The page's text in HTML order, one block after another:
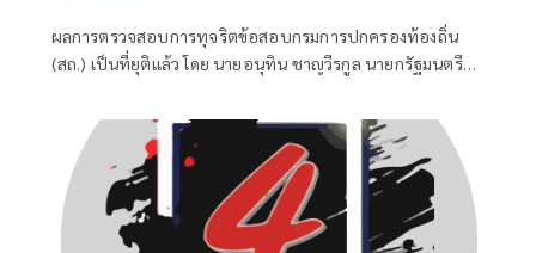
ผลการตรวจสอบการทุจริตข้อสอบกรมการปกครองท้องถิ่น
(สถ.) เป็นที่ยุติแล้ว โดย นายอนุทิน ชาญวีรกูล นายกรัฐมนตรี
อย่างที่ควรทำหมดแล้ว จบแล้ว